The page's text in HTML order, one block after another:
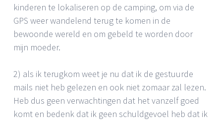
kinderen te lokaliseren op de camping, om via de
GPS weer wandelend terug te komen in de
bewoonde wereld en om gebeld te worden door
mijn moeder.
2) als ik terugkom weet je nu dat ik de gestuurde
mails niet heb gelezen en ook niet zomaar zal lezen.
Heb dus geen verwachtingen dat het vanzelf goed
komt en bedenk dat ik geen schuldgevoel heb dat ik